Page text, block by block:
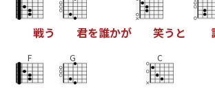
戦う 君を誰かが 笑う と
F G C